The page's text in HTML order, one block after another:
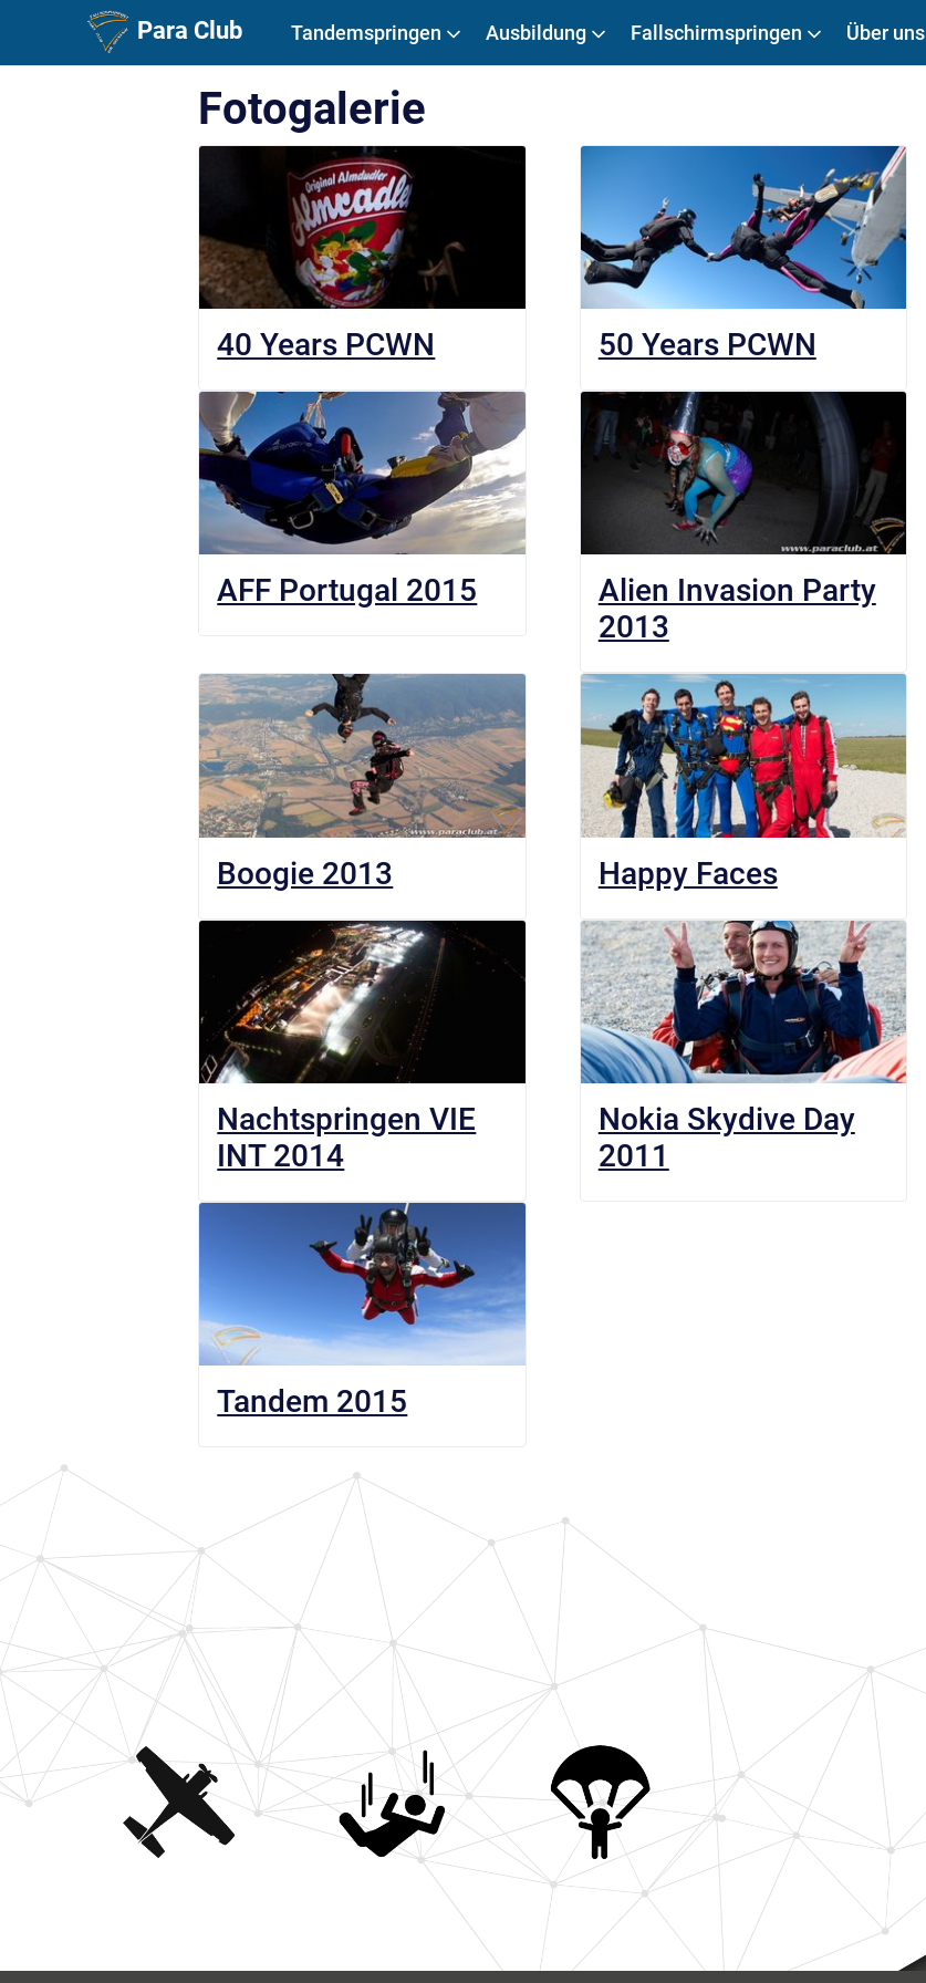
Para Club Tandemspringen Ausbildung Fallschirmspringen Über uns
Fotogalerie
40 Years PCWN 50 Years PCWN
AFF Portugal 2015
Alien Invasion Party
2013
Boogie 2013 Happy Faces
Nachtspringen VIE
INT 2014
Nokia Skydive Day
2011
Tandem 2015